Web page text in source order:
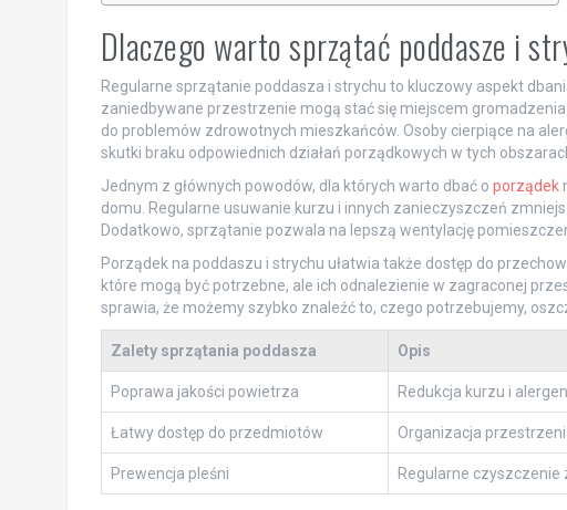
Dlaczego warto sprzątać poddasze i
Regularne sprzątanie poddasza i strychu to kluczowy aspekt
zaniedbywane przestrzenie mogą stać się miejscem
do problemów zdrowotnych mieszkańców. Osoby cierpiące na
skutki braku odpowiednich działań porządkowych w tych
Jednym z głównych powodów, dla których warto dbać o porządek
domu. Regularne usuwanie kurzu i innych zanieczyszczeń
Dodatkowo, sprzątanie pozwala na lepszą wentylację
Porządek na poddaszu i strychu ułatwia także dostęp do
które mogą być potrzebne, ale ich odnalezienie w zagraconej
sprawia, że możemy szybko znaleźć to, czego potrzebujemy,
Zalety sprzątania poddasza Opis
Poprawa jakości powietrza Redukcja kurzu i
Łatwy dostęp do przedmiotów Organizacja
Prewencja pleśni Regularne czyszczenie